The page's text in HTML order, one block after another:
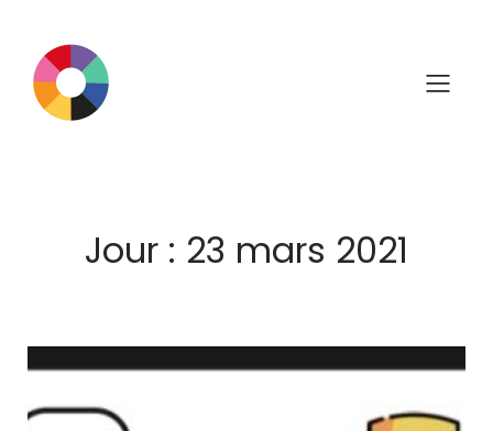
contenu
Jour : 23 mars 2021